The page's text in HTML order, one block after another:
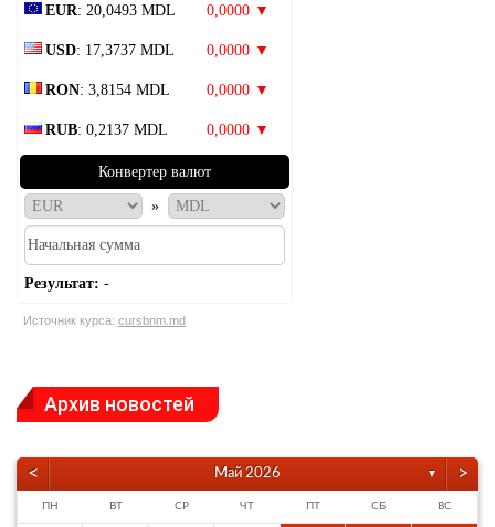
EUR: 20,0493 MDL 0,0000 ▼
USD: 17,3737 MDL 0,0000 ▼
RON: 3,8154 MDL 0,0000 ▼
RUB: 0,2137 MDL 0,0000 ▼
Конвертер валют
»
Результат: -
Источник курса: cursbnm.md
Архив новостей
< Май 2026 ▼ >
ПН ВТ СР ЧТ ПТ СБ ВС